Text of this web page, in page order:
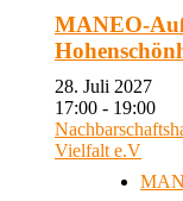
MANEO-
28. Juli 2027
17:00 - 19:00
Vielfalt e.V